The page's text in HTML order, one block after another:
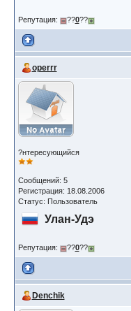
Репутация: ??0??
operrr
?нтересующийся
Сообщений: 5
Регистрация: 18.08.2006
Статус: Пользователь
Улан-Удэ
Репутация: ??0??
Denchik